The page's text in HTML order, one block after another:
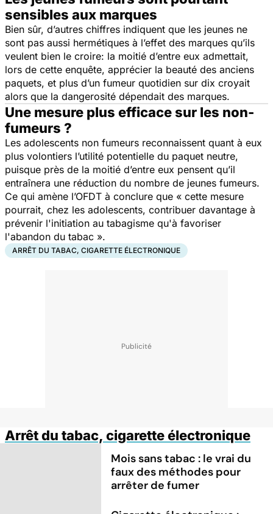
sensibles aux marques
Bien sûr, d’autres chiffres indiquent que les jeunes ne
sont pas aussi hermétiques à l’effet des marques qu’ils
veulent bien le croire: la moitié d’entre eux admettait,
lors de cette enquête, apprécier la beauté des anciens
paquets, et plus d’un fumeur quotidien sur dix croyait
alors que la dangerosité dépendait des marques.
Une mesure plus efficace sur les non-
fumeurs ?
Les adolescents non fumeurs reconnaissent quant à eux
plus volontiers l’utilité potentielle du paquet neutre,
puisque près de la moitié d’entre eux pensent qu’il
entraînera une réduction du nombre de jeunes fumeurs.
Ce qui amène l’OFDT à conclure que « cette mesure
pourrait, chez les adolescents, contribuer davantage à
prévenir l'initiation au tabagisme qu'à favoriser
l'abandon du tabac ».
ARRÊT DU TABAC, CIGARETTE ÉLECTRONIQUE
Arrêt du tabac, cigarette électronique
Mois sans tabac : le vrai du
faux des méthodes pour
arrêter de fumer